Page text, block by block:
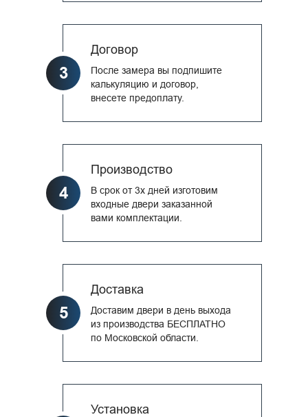
3
Договор
После замера вы подпишите
калькуляцию и договор,
внесете предоплату.
4
Производство
В срок от 3х дней изготовим
входные двери заказанной
вами комплектации.
5
Доставка
Доставим двери в день выхода
из производства БЕСПЛАТНО
по Московской области.
Установка